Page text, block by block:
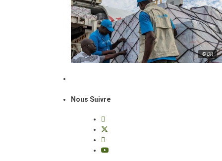
© DR
Nous Suivre